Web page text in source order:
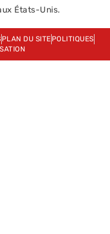
États-Unis.
PLAN DU SITE POLITIQUES